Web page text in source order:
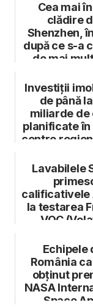
Cea mai
clădire
Shenzhen,
după ce s-a
de mai
Investiții
de până
miliarde de
planificate
centre
Lavabilele
calificativele
la testarea
VOC
Echipele
România
obținut
NASA
Space